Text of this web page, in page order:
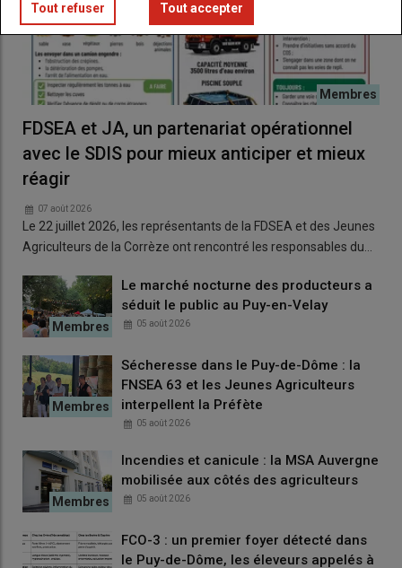
FDSEA et JA, un partenariat opérationnel
avec le SDIS pour mieux anticiper et mieux
réagir
07 août 2026
Le 22 juillet 2026, les représentants de la FDSEA et des Jeunes
Agriculteurs de la Corrèze ont rencontré les responsables du…
Le marché nocturne des producteurs a
séduit le public au Puy-en-Velay
05 août 2026
Sécheresse dans le Puy-de-Dôme : la
FNSEA 63 et les Jeunes Agriculteurs
interpellent la Préfète
05 août 2026
Incendies et canicule : la MSA Auvergne
mobilisée aux côtés des agriculteurs
05 août 2026
FCO-3 : un premier foyer détecté dans
le Puy-de-Dôme, les éleveurs appelés à
Tout refuser Tout accepter